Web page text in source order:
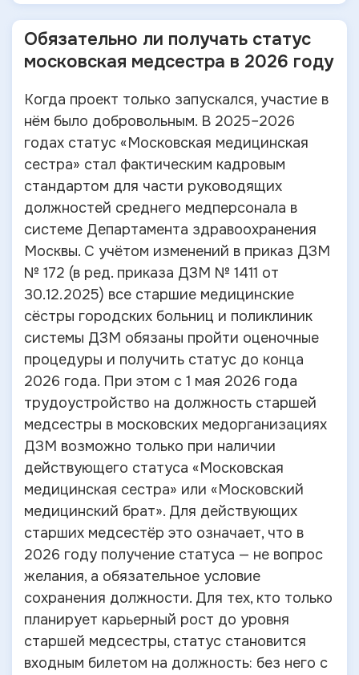
Обязательно ли получать статус
московская медсестра в 2026 году
Когда проект только запускался, участие в
нём было добровольным. В 2025–2026
годах статус «Московская медицинская
сестра» стал фактическим кадровым
стандартом для части руководящих
должностей среднего медперсонала в
системе Департамента здравоохранения
Москвы. С учётом изменений в приказ ДЗМ
№ 172 (в ред. приказа ДЗМ № 1411 от
30.12.2025) все старшие медицинские
сёстры городских больниц и поликлиник
системы ДЗМ обязаны пройти оценочные
процедуры и получить статус до конца
2026 года. При этом с 1 мая 2026 года
трудоустройство на должность старшей
медсестры в московских медорганизациях
ДЗМ возможно только при наличии
действующего статуса «Московская
медицинская сестра» или «Московский
медицинский брат». Для действующих
старших медсестёр это означает, что в
2026 году получение статуса — не вопрос
желания, а обязательное условие
сохранения должности. Для тех, кто только
планирует карьерный рост до уровня
старшей медсестры, статус становится
входным билетом на должность: без него с